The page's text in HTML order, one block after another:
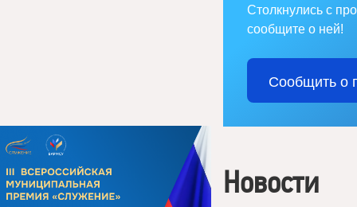
Столкнулись с
сообщите о ней!
Сообщить о
Новости